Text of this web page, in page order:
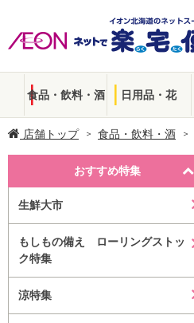
食品・飲料・酒 日用品・花
店舗トップ 食品・飲料・酒
おすすめ特集
生鮮大市
もしもの備え ローリングストッ
ク特集
涼特集